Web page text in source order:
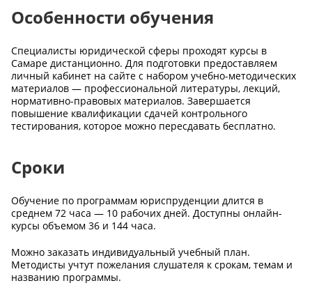
Особенности обучения
Специалисты юридической сферы проходят курсы в
Самаре дистанционно. Для подготовки предоставляем
личный кабинет на сайте с набором учебно-методических
материалов — профессиональной литературы, лекций,
нормативно-правовых материалов. Завершается
повышение квалификации сдачей контрольного
тестирования, которое можно пересдавать бесплатно.
Сроки
Обучение по программам юриспруденции длится в
среднем 72 часа — 10 рабочих дней. Доступны онлайн-
курсы объемом 36 и 144 часа.
Можно заказать индивидуальный учебный план.
Методисты учтут пожелания слушателя к срокам, темам и
названию программы.